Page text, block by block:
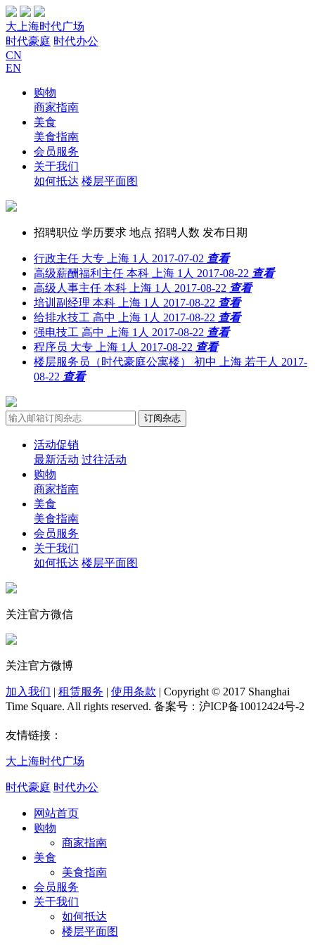
大上海时代广场
时代豪庭 时代办公
CN
EN
购物
商家指南
美食
美食指南
会员服务
关于我们
如何抵达 楼层平面图
招聘职位 学历要求 地点 招聘人数 发布日期
行政主任 大专 上海 1人 2017-07-02 查看
高级薪酬福利主任 本科 上海 1人 2017-08-22 查看
高级人事主任 本科 上海 1人 2017-08-22 查看
培训副经理 本科 上海 1人 2017-08-22 查看
给排水技工 高中 上海 1人 2017-08-22 查看
强电技工 高中 上海 1人 2017-08-22 查看
程序员 大专 上海 1人 2017-08-22 查看
楼层服务员（时代豪庭公寓楼）
初中 上海 若干人 2017-
08-22 查看
活动促销
最新活动 过往活动
购物
商家指南
美食
美食指南
会员服务
关于我们
如何抵达 楼层平面图
关注官方微信
关注官方微博
加入我们 | 租赁服务 | 使用条款 | Copyright © 2017 Shanghai
Time Square. All rights reserved. 备案号：沪ICP备10012424号-2
友情链接：
大上海时代广场
时代豪庭 时代办公
网站首页
购物
商家指南
美食
美食指南
会员服务
关于我们
如何抵达
楼层平面图